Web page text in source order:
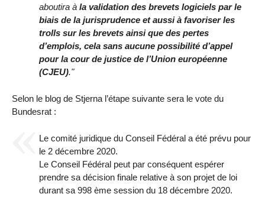
aboutira à la validation des brevets logiciels par le
biais de la jurisprudence et aussi à favoriser les
trolls sur les brevets ainsi que des pertes
d’emplois, cela sans aucune possibilité d’appel
pour la cour de justice de l’Union européenne
(CJEU)."
Selon le blog de Stjerna l’étape suivante sera le vote du
Bundesrat :
Le comité juridique du Conseil Fédéral a été prévu pour
le 2 décembre 2020.
Le Conseil Fédéral peut par conséquent espérer
prendre sa décision finale relative à son projet de loi
durant sa 998 ème session du 18 décembre 2020.